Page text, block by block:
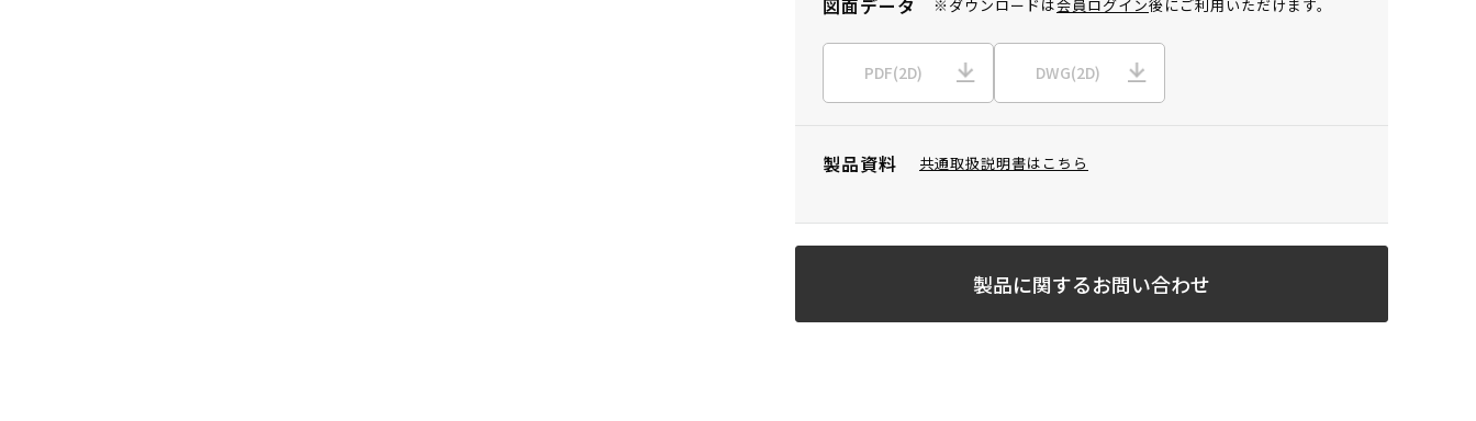
※ダウンロードは会員ログイン後にご利用いただけます。
PDF(2D) DWG(2D)
製品資料 共通取扱説明書はこちら
製品に関するお問い合わせ